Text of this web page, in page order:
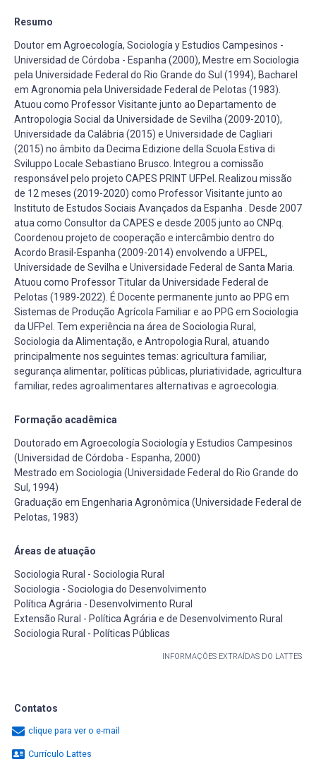
Resumo
Doutor em Agroecología, Sociología y Estudios Campesinos -
Universidad de Córdoba - Espanha (2000), Mestre em Sociologia
pela Universidade Federal do Rio Grande do Sul (1994), Bacharel
em Agronomia pela Universidade Federal de Pelotas (1983).
Atuou como Professor Visitante junto ao Departamento de
Antropologia Social da Universidade de Sevilha (2009-2010),
Universidade da Calábria (2015) e Universidade de Cagliari
(2015) no âmbito da Decima Edizione della Scuola Estiva di
Sviluppo Locale Sebastiano Brusco. Integrou a comissão
responsável pelo projeto CAPES PRINT UFPel. Realizou missão
de 12 meses (2019-2020) como Professor Visitante junto ao
Instituto de Estudos Sociais Avançados da Espanha . Desde 2007
atua como Consultor da CAPES e desde 2005 junto ao CNPq.
Coordenou projeto de cooperação e intercâmbio dentro do
Acordo Brasil-Espanha (2009-2014) envolvendo a UFPEL,
Universidade de Sevilha e Universidade Federal de Santa Maria.
Atuou como Professor Titular da Universidade Federal de
Pelotas (1989-2022). É Docente permanente junto ao PPG em
Sistemas de Produção Agrícola Familiar e ao PPG em Sociologia
da UFPel. Tem experiência na área de Sociologia Rural,
Sociologia da Alimentação, e Antropologia Rural, atuando
principalmente nos seguintes temas: agricultura familiar,
segurança alimentar, políticas públicas, pluriatividade, agricultura
familiar, redes agroalimentares alternativas e agroecologia.
Formação acadêmica
Doutorado em Agroecología Sociología y Estudios Campesinos
(Universidad de Córdoba - Espanha, 2000)
Mestrado em Sociologia (Universidade Federal do Rio Grande do
Sul, 1994)
Graduação em Engenharia Agronômica (Universidade Federal de
Pelotas, 1983)
Áreas de atuação
Sociologia Rural - Sociologia Rural
Sociologia - Sociologia do Desenvolvimento
Política Agrária - Desenvolvimento Rural
Extensão Rural - Política Agrária e de Desenvolvimento Rural
Sociologia Rural - Políticas Públicas
INFORMAÇÕES EXTRAÍDAS DO LATTES
Contatos
clique para ver o e-mail
Currículo Lattes